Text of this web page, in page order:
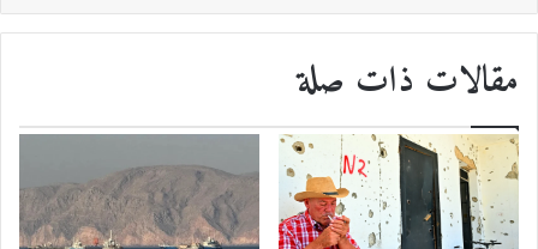
مقالات ذات صلة